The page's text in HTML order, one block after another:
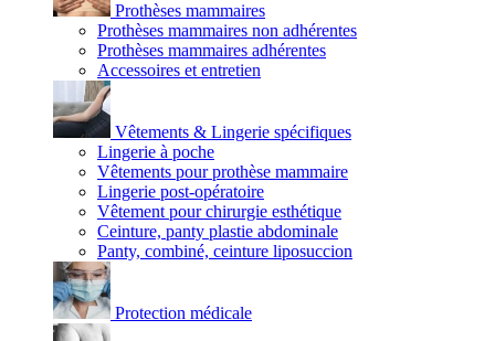
Prothèses mammaires
Prothèses mammaires non adhérentes
Prothèses mammaires adhérentes
Accessoires et entretien
Vêtements & Lingerie spécifiques
Lingerie à poche
Vêtements pour prothèse mammaire
Lingerie post-opératoire
Vêtement pour chirurgie esthétique
Ceinture, panty plastie abdominale
Panty, combiné, ceinture liposuccion
Protection médicale